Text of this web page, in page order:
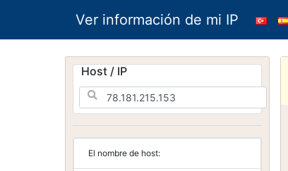
Ver información de mi IP
Host / IP
El nombre de host: